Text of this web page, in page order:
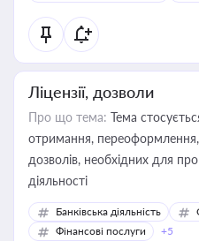
Ліцензії, дозволи
Про що тема: Тема
отримання, переоформлення,
дозволів, необхідних для
діяльності
Банківська діяльність
Фінансові послуги
+5